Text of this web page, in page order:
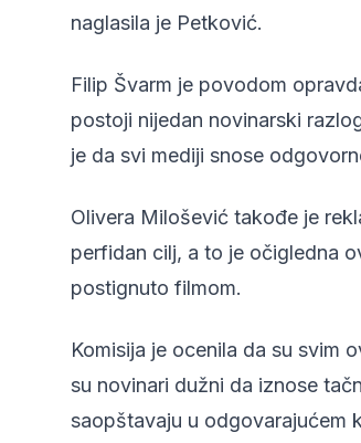
naglasila je Petković.
Filip Švarm je povodom
postoji nijedan novinarski
je da svi mediji snose
Olivera Milošević takođe je
perfidan cilj, a to je očigledna
postignuto filmom.
Komisija je ocenila da su svim
su novinari dužni da iznose
saopštavaju u odgovarajućem